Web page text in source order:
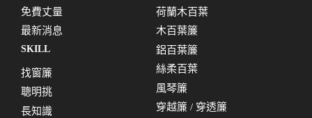
免費丈量
最新消息
SKILL
找窗簾
聰明挑
長知識
荷蘭木百葉
木百葉簾
鋁百葉簾
絲柔百葉
風琴簾
穿越簾 / 穿透簾